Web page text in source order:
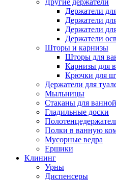
Другие держатели
Держатели
Держатели
Держатели
Держатели
Шторы и карнизы
Шторы для
Карнизы для
Крючки для
Держатели для
Мыльницы
Стаканы для ванной
Гладильные доски
Полки в ванную
Мусорные ведра
Ершики
Клининг
Урны
Диспенсеры